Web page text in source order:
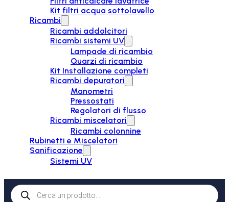
Kit filtri acqua sottolavello
Ricambi
Ricambi addolcitori
Ricambi sistemi UV
Lampade di ricambio
Quarzi di ricambio
Kit Installazione completi
Ricambi depuratori
Manometri
Pressostati
Regolatori di flusso
Ricambi miscelatori
Ricambi colonnine
Rubinetti e Miscelatori
Sanificazione
Sistemi UV
Products
search